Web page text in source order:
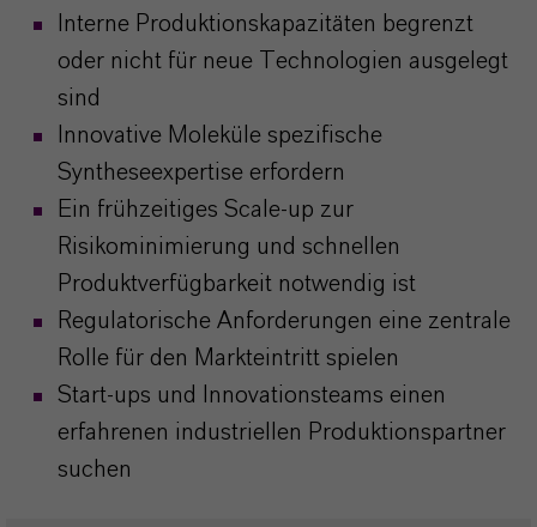
Interne Produktionskapazitäten begrenzt
oder nicht für neue Technologien ausgelegt
sind
Innovative Moleküle spezifische
Syntheseexpertise erfordern
Ein frühzeitiges Scale-up zur
Risikominimierung und schnellen
Produktverfügbarkeit notwendig ist
Regulatorische Anforderungen eine zentrale
Rolle für den Markteintritt spielen
Start-ups und Innovationsteams einen
erfahrenen industriellen Produktionspartner
suchen